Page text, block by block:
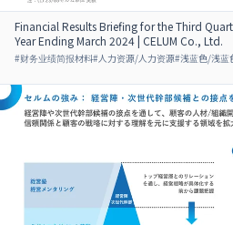
Financial Results Briefing for the Third
Year Ending March 2024 | CELUM Co., Ltd.
#财务业绩简报材料#人力资源/人力资源#浅蓝色/浅蓝